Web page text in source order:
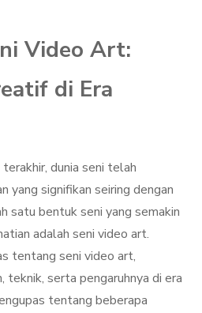
Video Art:
di Era
dunia seni telah
yang signifikan seiring dengan
satu bentuk seni yang semakin
adalah seni video art.
tentang seni video art,
teknik, serta pengaruhnya di era
tentang beberapa